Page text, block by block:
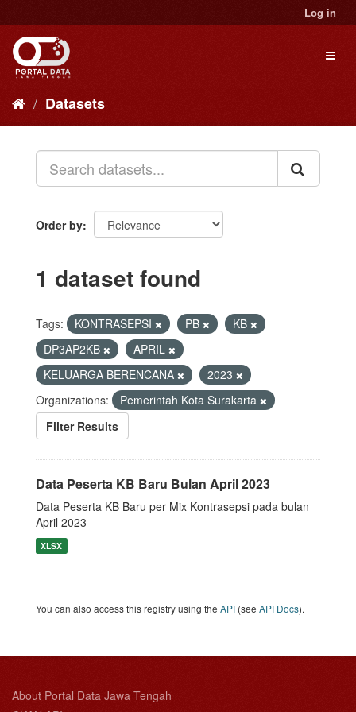
to
content
Log in
Datasets
Order by
1 dataset found
Tags: KONTRASEPSI PB
KB
DP3AP2KB
APRIL
KELUARGA BERENCANA
2023
Organizations:
Pemerintah Kota Surakarta
Filter Results
Data Peserta KB Baru Bulan April 2023
Data Peserta KB Baru per Mix Kontrasepsi pada bulan
April 2023
XLSX
You can also access this registry using the API (see API Docs).
About Portal Data Jawa Tengah